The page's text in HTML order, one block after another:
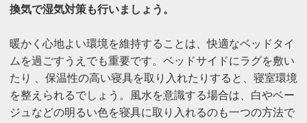
換気で湿気対策も行いましょう。
暖かく​心地よい環境を維持することは、快適なベッドタイ
ムを過ごすうえでも重要です。ベッドサイドにラグを敷い
たり 、保温性の高い寝具を取り入れたりすると、寝室環境
を整えられるでしょう。風水を意識する場合は、白やベー
ジュなどの明るい色を寝具に取り入れるのも一つの方法で